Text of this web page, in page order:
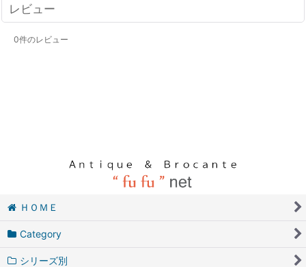
レビュー
0件のレビュー
ＨＯＭＥ
Category
シリーズ別